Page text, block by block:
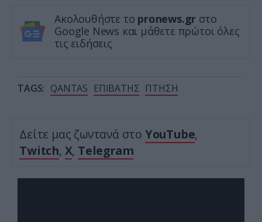
Ακολουθήστε το pronews.gr στο
Google News και μάθετε πρώτοι όλες
τις ειδήσεις
TAGS: QANTAS ΕΠΙΒΑΤΗΣ ΠΤΗΣΗ
Δείτε μας ζωντανά στο YouTube,
Twitch, X, Telegram